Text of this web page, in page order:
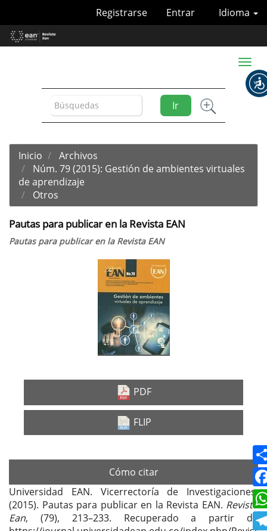
Contenido
principal
Idioma
Registrarse Entrar
Ir
Toggle
Inicio
Archivos
Núm. 79 (2015): Gestión de ambientes virtuales
de aprendizaje
Otros
Pautas para publicar en la Revista EAN
Pautas para publicar en la Revista EAN
PDF
FLIP
Cómo citar
Universidad EAN. Vicerrectoría de Investigaciones.
(2015). Pautas para publicar en la Revista EAN. Revista
Ean, (79), 213–233. Recuperado a partir de